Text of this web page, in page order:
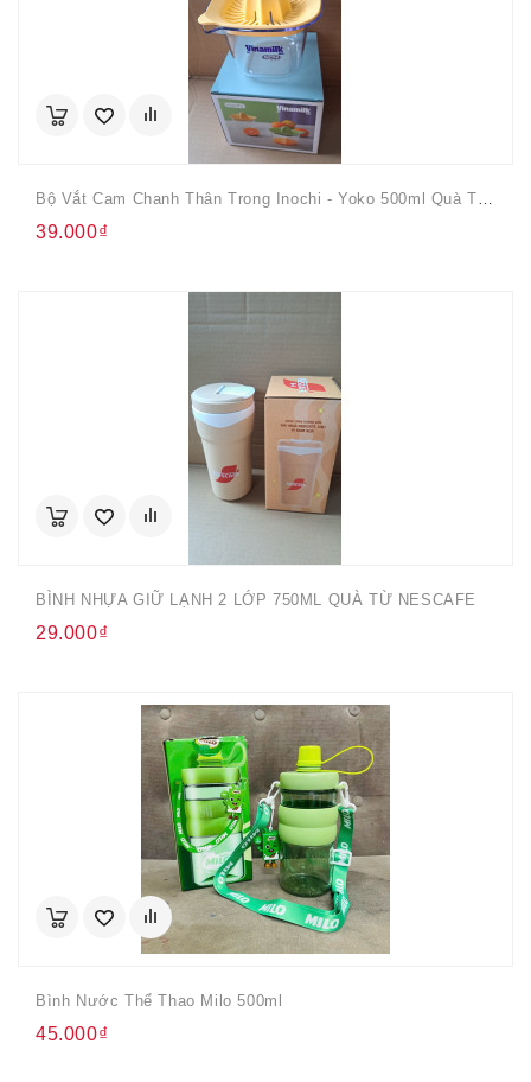
39.000₫
BÌNH NHỰA GIỮ LẠNH 2 LỚP 750ML QUÀ TỪ NESCAFE
29.000₫
Bình Nước Thể Thao Milo 500ml
45.000₫